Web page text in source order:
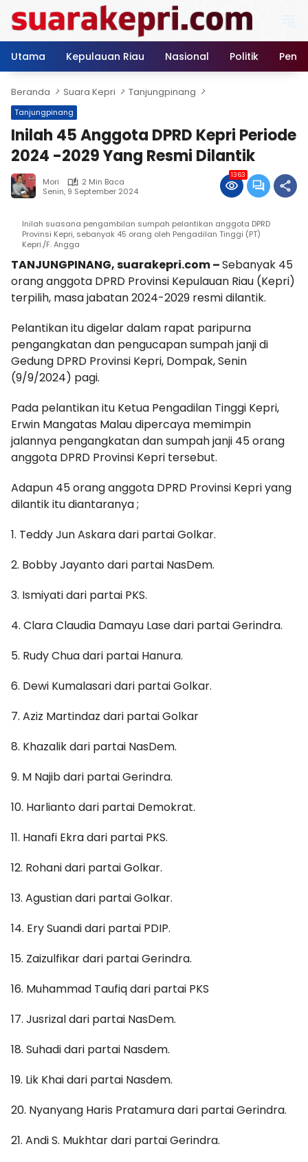
konten
Utama
Kepulauan Riau Nasional Politik
Beranda Suara Kepri Tanjungpinang
Tanjungpinang
Inilah 45 Anggota DPRD Kepri Periode
2024 -2029 Yang Resmi Dilantik
Mori
2 Min Baca
Senin, 9 September 2024
1363
Inilah suasana pengambilan sumpah pelantikan anggota DPRD
Provinsi Kepri, sebanyak 45 orang oleh Pengadilan Tinggi (PT)
Kepri./F. Angga
TANJUNGPINANG, suarakepri.com –Sebanyak 45
orang anggota DPRD Provinsi Kepulauan Riau (Kepri)
terpilih, masa jabatan 2024-2029 resmi dilantik.
Pelantikan itu digelar dalam rapat paripurna
pengangkatan dan pengucapan sumpah janji di
Gedung DPRD Provinsi Kepri, Dompak, Senin
(9/9/2024) pagi.
Pada pelantikan itu Ketua Pengadilan Tinggi Kepri,
Erwin Mangatas Malau dipercaya memimpin
jalannya pengangkatan dan sumpah janji 45 orang
anggota DPRD Provinsi Kepri tersebut.
Adapun 45 orang anggota DPRD Provinsi Kepri yang
dilantik itu diantaranya ;
1. Teddy Jun Askara dari partai Golkar.
2. Bobby Jayanto dari partai NasDem.
3. Ismiyati dari partai PKS.
4. Clara Claudia Damayu Lase dari partai Gerindra.
5. Rudy Chua dari partai Hanura.
6. Dewi Kumalasari dari partai Golkar.
7. Aziz Martindaz dari partai Golkar
8. Khazalik dari partai NasDem.
9. M Najib dari partai Gerindra.
10. Harlianto dari partai Demokrat.
11. Hanafi Ekra dari partai PKS.
12. Rohani dari partai Golkar.
13. Agustian dari partai Golkar.
14. Ery Suandi dari partai PDIP.
15. Zaizulfikar dari partai Gerindra.
16. Muhammad Taufiq dari partai PKS
17. Jusrizal dari partai NasDem.
18. Suhadi dari partai Nasdem.
19. Lik Khai dari partai Nasdem.
20. Nyanyang Haris Pratamura dari partai Gerindra.
21. Andi S. Mukhtar dari partai Gerindra.